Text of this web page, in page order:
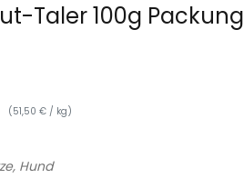
Taler 100g Packung
(51,50 € / kg)
Hund